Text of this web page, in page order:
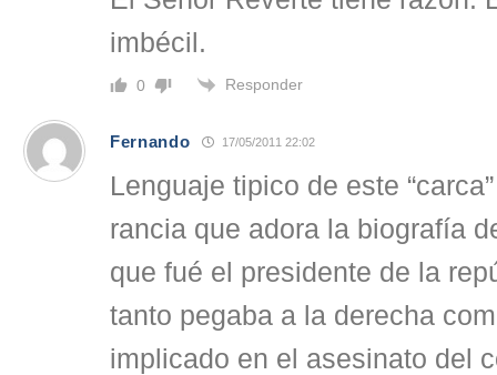
imbécil.
0 Responder
Fernando 17/05/2011 22:02
Lenguaje tipico de este
rancia que adora la biografía
que fué el presidente de la
tanto pegaba a la derecha
implicado en el asesinato del